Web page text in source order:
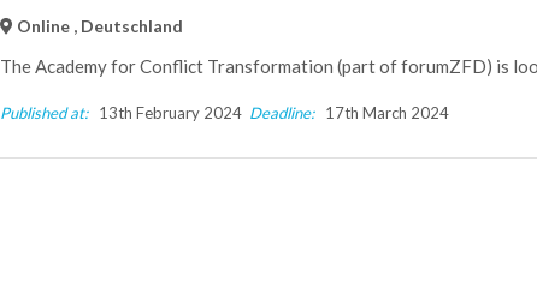
Online , Deutschland
The Academy for Conflict Transformation (part of forumZFD) is
Published at: 13th February 2024 Deadline: 17th March 2024